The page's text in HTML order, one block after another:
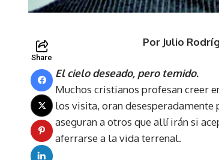
Share
Por Julio
El cielo deseado, pero temido.
Muchos cristianos profesan creer
los visita, oran
aseguran a otros que allí irán si
aferrarse a la vida terrenal.